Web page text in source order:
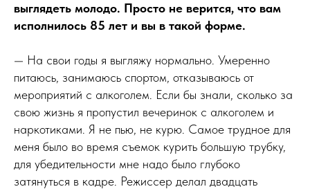
выглядеть молодо. Просто не верится, что вам
исполнилось 85 лет и вы в такой форме.
— На свои годы я выгляжу нормально. Умеренно
питаюсь, занимаюсь спортом, отказываюсь от
мероприятий с алкоголем. Если бы знали, сколько за
свою жизнь я пропустил вечеринок с алкоголем и
наркотиками. Я не пью, не курю. Самое трудное для
меня было во время съемок курить большую трубку,
для убедительности мне надо было глубоко
затянуться в кадре. Режиссер делал двадцать